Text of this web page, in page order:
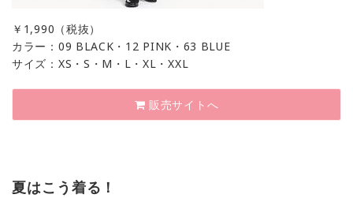
￥ 1,990（税抜）
カラー：09 BLACK・12 PINK・63 BLUE
サイズ：XS・S・M・L・XL・XXL
販売サイトへ
夏はこう着る！